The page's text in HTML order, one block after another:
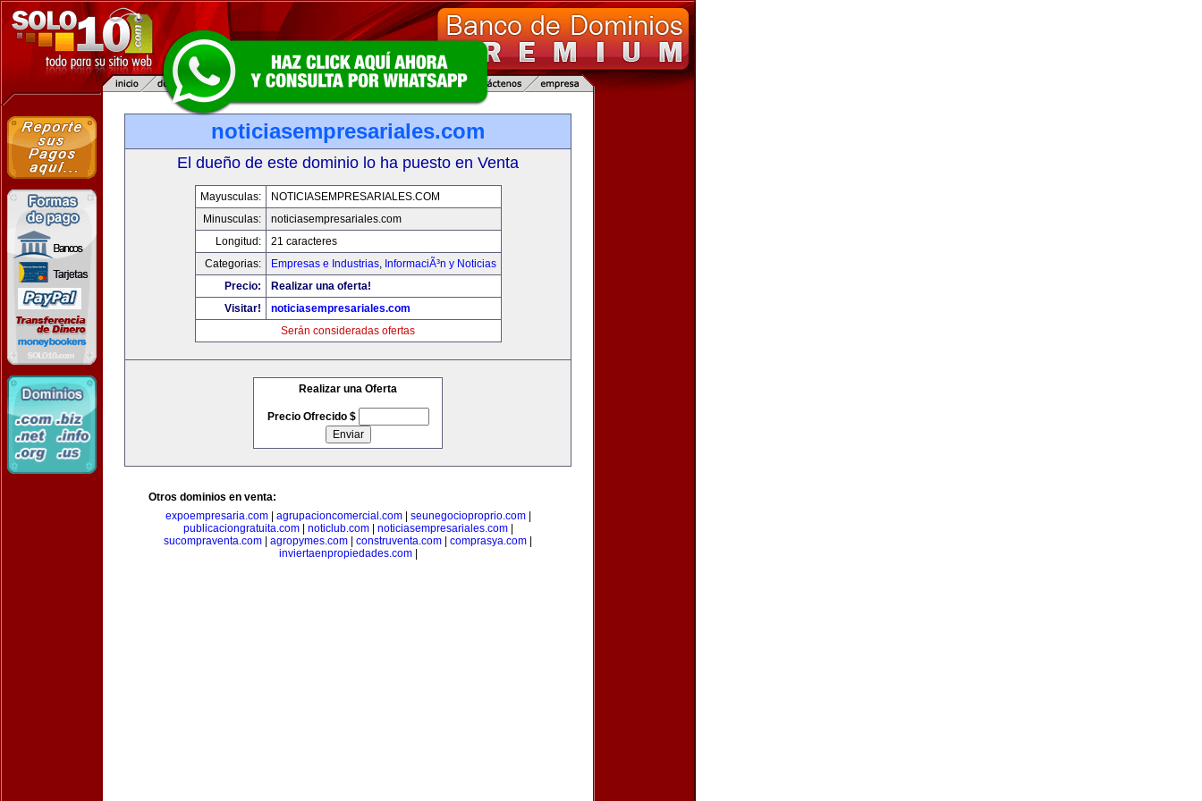
noticiasempresariales.com
El dueño de este dominio lo ha puesto en Venta
Mayusculas:
NOTICIASEMPRESARIALES.COM
Minusculas:
noticiasempresariales.com
Longitud:
21 caracteres
Categorias:
Empresas e Industrias, InformaciÃ³n y Noticias
Precio:
Realizar una oferta!
Visitar!
noticiasempresariales.com
Serán consideradas ofertas
Realizar una Oferta
Precio Ofrecido $
Otros dominios en venta:
expoempresaria.com| agrupacioncomercial.com| seunegocioproprio.com|
publicaciongratuita.com| noticlub.com| noticiasempresariales.com|
sucompraventa.com
agropymes.com construventa.com comprasya.com
inviertaenpropiedades.com|